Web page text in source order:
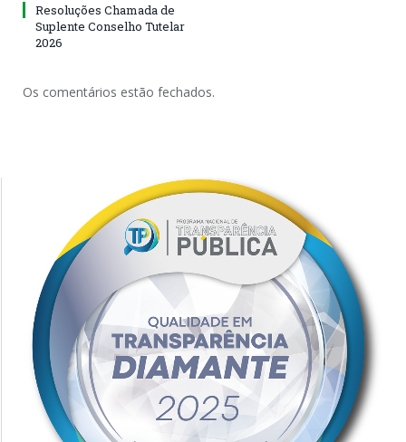
Resoluções Chamada de
Suplente Conselho Tutelar
2026
Os comentários estão fechados.